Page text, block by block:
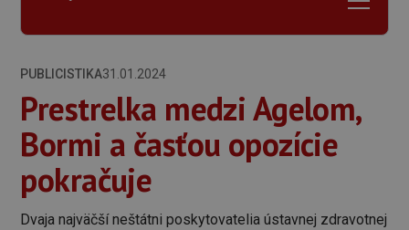
PUBLICISTIKA31.01.2024
Prestrelka medzi Agelom,
Bormi a časťou opozície
pokračuje
Dvaja najväčší neštátni poskytovatelia ústavnej zdravotnej